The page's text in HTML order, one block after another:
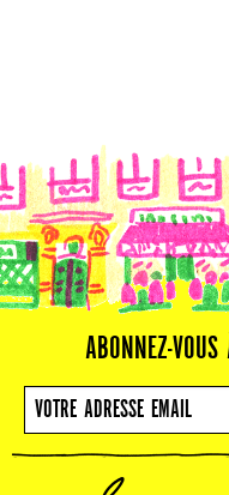
ABONNEZ-